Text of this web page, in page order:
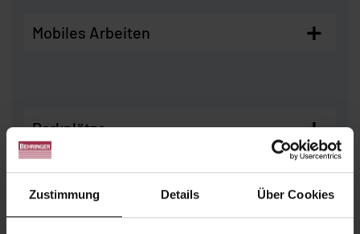
Zustimmung Details Über Cookies
Mobiles Arbeiten +
Parkplätze +
Fahrrad-Leasing +